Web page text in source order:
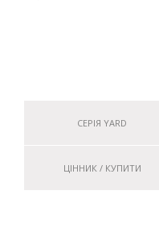
СЕРІЯ YARD
ЦІННИК / КУПИТИ